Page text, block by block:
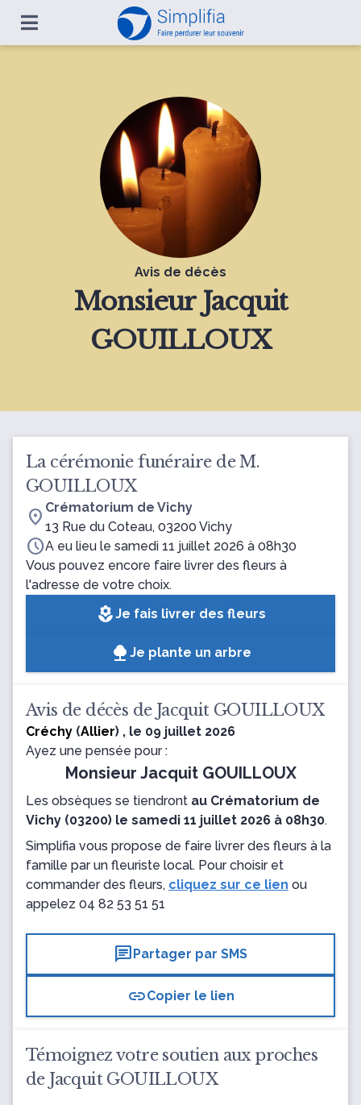
Avis de décès
Monsieur Jacquit
GOUILLOUX
La cérémonie funéraire de M.
GOUILLOUX
location_on Crématorium de Vichy
13 Rue du Coteau, 03200 Vichy
scheduleA eu lieu le samedi 11 juillet 2026 à 08h30
Vous pouvez encore faire livrer des fleurs à
l'adresse de votre choix.
local_floristJe fais livrer des fleurs
Je plante un arbre
Avis de décès de Jacquit GOUILLOUX
Créchy (Allier) , le 09 juillet 2026
Ayez une pensée pour :
Monsieur Jacquit GOUILLOUX
Les obsèques se tiendront au Crématorium de
Vichy (03200) le samedi 11 juillet 2026 à 08h30.
Simplifia vous propose de faire livrer des fleurs à la
famille par un fleuriste local. Pour choisir et
commander des fleurs, cliquez sur ce lien ou
appelez 04 82 53 51 51
chatPartager par SMS
linkCopier le lien
Témoignez votre soutien aux proches
de Jacquit GOUILLOUX